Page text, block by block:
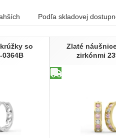
Podľa skladovej
so
0364B
Zlaté
zirkónmi